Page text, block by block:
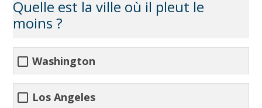
Quelle est la ville où il pleut le
moins ?
Washington
Los Angeles